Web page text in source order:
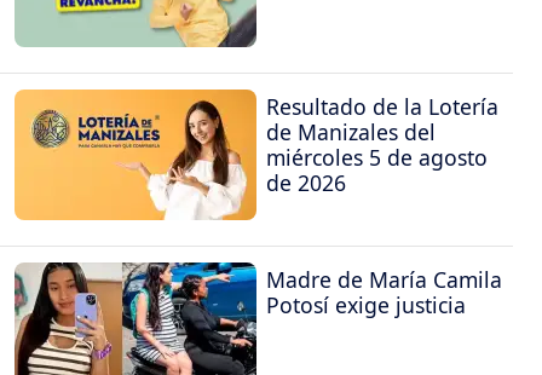
Resultado de la Lotería
de Manizales del
miércoles 5 de agosto
de 2026
Madre de María Camila
Potosí exige justicia